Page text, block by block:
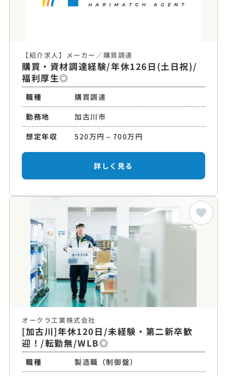
【紹介求人】メーカー／購買調達
購買・資材調達経験/年休126日(土日祝)/
福利厚生◎
職種
購買調達
勤務地
加古川市
想定年収
520万円～700万円
詳しく見る
オークラ工業株式会社
[加古川]年休120日/未経験・第二新卒歓
迎！/転勤無/WLB◎
職種
製造職（制御盤）